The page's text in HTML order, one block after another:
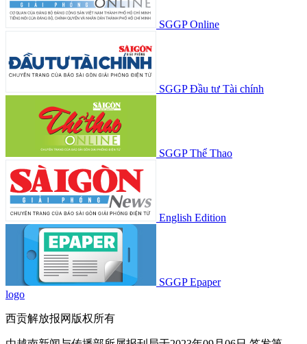
SGGP Online
SGGP Đầu tư Tài chính
SGGP Thể Thao
English Edition
SGGP Epaper
logo
西贡解放报网版权所有